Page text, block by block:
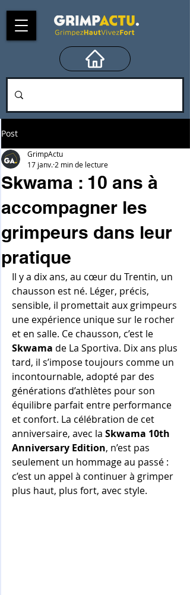
Post
Skwama : 10 ans à
accompagner les
grimpeurs dans leur
pratique
GrimpActu
17 janv. 2 min de lecture
Il y a dix ans, au cœur du Trentin, un
chausson est né. Léger, précis,
sensible, il promettait aux grimpeurs
une expérience unique sur le rocher
et en salle. Ce chausson, c’est le
Skwama de La Sportiva. Dix ans plus
tard, il s’impose toujours comme un
incontournable, adopté par des
générations d’athlètes pour son
équilibre parfait entre performance
et confort. La célébration de cet
anniversaire, avec la Skwama 10th
Anniversary Edition, n’est pas
seulement un hommage au passé :
c’est un appel à continuer à grimper
plus haut, plus fort, avec style.